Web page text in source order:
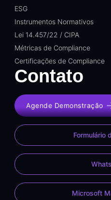
ESG
Instrumentos Normativos
Lei 14.457/22 / CIPA
Métricas de Compliance
Certificações de Compliance
Contato
Agende Demonstração
Formulário
Microsoft